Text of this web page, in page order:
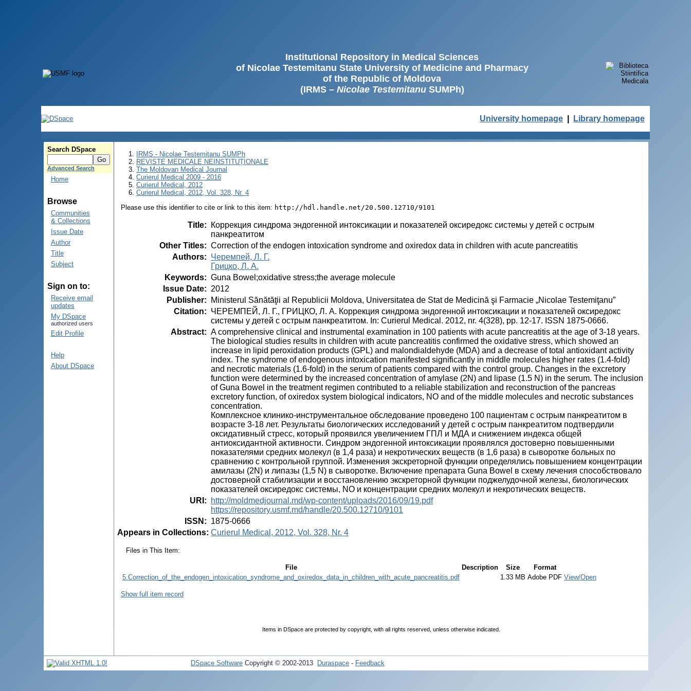
Institutional Repository in Medical Sciences
of Nicolae Testemitanu State University of Medicine and Pharmacy
of the Republic of Moldova
(IRMS – Nicolae TestemitanuSUMPh)
University homepage Library homepage
Search DSpace
Advanced Search
Home
Browse
Communities
& Collections
Issue Date
Author
Title
Subject
Sign on to:
Receive email
updates
My DSpace
authorized users
Edit Profile
Help
About DSpace
IRMS - Nicolae Testemitanu SUMPh
REVISTE MEDICALE NEINSTITUȚIONALE
The Moldovan Medical Journal
Curierul Medical 2009 - 2016
Curierul Medical, 2012
Curierul Medical, 2012, Vol. 328, Nr. 4
Please use this identifier to cite or link to this item: http://hdl.handle.net/20.500.12710/9101
Title:
Коррекция синдрома эндогенной интоксикации и показателей оксиредокс системы у детей с острым
панкреатитом
Other Titles: Correction of the endogen intoxication syndrome and oxiredox data in children with acute pancreatitis
Authors: Черемпей, Л. Г.
Грицко, Л. А.
Keywords: Guna Bowel;oxidative stress;the average molecule
Issue Date: 2012
Publisher:
Ministerul Sănătăţii al Republicii Moldova, Universitatea de Stat de Medicină şi Farmacie „Nicolae Testemiţanu”
Citation: ЧЕРЕМПЕЙ, Л. Г., ГРИЦКО, Л. А. Коррекция синдрома эндогенной интоксикации и показателей оксиредокс
системы у детей с острым панкреатитом. In: Curierul Medical. 2012, nr. 4(328), pp. 12-17. ISSN 1875-0666.
Abstract: A comprehensive clinical and instrumental examination in 100 patients with acute pancreatitis at the age of 3-18 years.
The biological studies results in children with acute pancreatitis confirmed the oxidative stress, which showed an
increase in lipid peroxidation products (GPL) and malondialdehyde (MDA) and a decrease of total antioxidant activity
index. The syndrome of endogenous intoxication manifested significantly in middle molecules higher rates (1.4-fold)
and necrotic materials (1.6-fold) in the serum of patients compared with the control group. Changes in the excretory
function were determined by the increased concentration of amylase (2N) and lipase (1.5 N) in the serum. The inclusion
of Guna Bowel in the treatment regimen contributed to a reliable stabilization and reconstruction of the pancreas
excretory function, of oxiredox system biological indicators, NO and of the middle molecules and necrotic substances
concentration.
Комплексное клинико-инструментальное обследование проведено 100 пациентам с острым панкреатитом в
возрасте 3-18 лет. Результаты биологических исследований у детей с острым панкреатитом подтвердили
оксидативный стресс, который проявился увеличением ГПЛ и МДА и снижением индекса общей
антиоксидантной активности. Синдром эндогенной интоксикации проявлялся достоверно повышенными
показателями средних молекул (в 1,4 раза) и некротических веществ (в 1,6 раза) в сыворотке больных по
сравнению с контрольной группой. Изменения экскреторной функции определялись повышением концентрации
амилазы (2N) и липазы (1,5 N) в сыворотке. Включение препарата Guna Bowel в схему лечения способствовало
достоверной стабилизации и восстановлению экскреторной функции поджелудочной железы, биологических
показателей оксиредокс системы, NO и концентрации средних молекул и некротических веществ.
URI :
http://moldmedjournal.md/wp-content/uploads/2016/09/19.pdf
https://repository.usmf.md/handle/20.500.12710/9101
ISSN : 1875-0666
Appears in Collections: Curierul Medical, 2012, Vol. 328, Nr. 4
Files in This Item:
File Description Size
Format
5.Correction_of_the_endogen_intoxication_syndrome_and_oxiredox_data_in_children_with_acute_pancreatitis.pdf
1.33 MB Adobe PDF View/Open
Show full item record
Items in DSpace are protected by copyright, with all rights reserved, unless otherwise indicated.
DSpace Software Copyright © 2002-2013 Duraspace - Feedback